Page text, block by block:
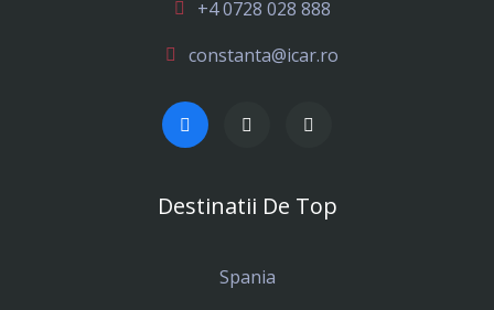
+4 0728 028 888
constanta@icar.ro
Destinatii De Top
Spania